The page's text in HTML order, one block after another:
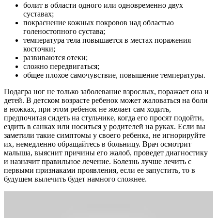
болит в области одного или одновременно двух
суставах;
покраснение кожных покровов над областью
голеностопного сустава;
температура тела повышается в местах поражения
косточки;
развиваются отеки;
сложно передвигаться;
общее плохое самочувствие, повышение температуры.
Подагра ног не только заболевание взрослых, поражает она и
детей. В детском возрасте ребенок может жаловаться на боли
в ножках, при этом ребенок не желает сам ходить,
предпочитая сидеть на стульчике, когда его просят подойти,
ездить в санках или носиться у родителей на руках. Если вы
заметили такие симптомы у своего ребенка, не игнорируйте
их, немедленно обращайтесь в больницу. Врач осмотрит
малыша, выяснит причины его жалоб, проведет диагностику
и назначит правильное лечение. Болезнь лучше лечить с
первыми признаками проявления, если ее запустить, то в
будущем вылечить будет намного сложнее.